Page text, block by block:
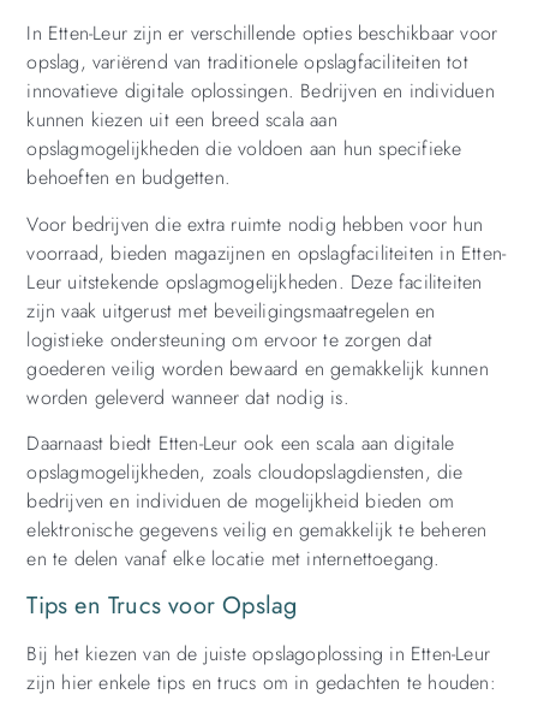
In Etten-Leur zijn er verschillende opties beschikbaar voor
opslag, variërend van traditionele opslagfaciliteiten tot
innovatieve digitale oplossingen. Bedrijven en individuen
kunnen kiezen uit een breed scala aan
opslagmogelijkheden die voldoen aan hun specifieke
behoeften en budgetten.
Voor bedrijven die extra ruimte nodig hebben voor hun
voorraad, bieden magazijnen en opslagfaciliteiten in Etten-
Leur uitstekende opslagmogelijkheden. Deze faciliteiten
zijn vaak uitgerust met beveiligingsmaatregelen en
logistieke ondersteuning om ervoor te zorgen dat
goederen veilig worden bewaard en gemakkelijk kunnen
worden geleverd wanneer dat nodig is.
Daarnaast biedt Etten-Leur ook een scala aan digitale
opslagmogelijkheden, zoals cloudopslagdiensten, die
bedrijven en individuen de mogelijkheid bieden om
elektronische gegevens veilig en gemakkelijk te beheren
en te delen vanaf elke locatie met internettoegang.
Tips en Trucs voor Opslag
Bij het kiezen van de juiste opslagoplossing in Etten-Leur
zijn hier enkele tips en trucs om in gedachten te houden: